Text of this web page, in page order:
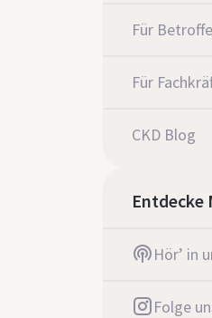
Für
Für
CKD Blog
Entdecke
Hör’ in
Folge